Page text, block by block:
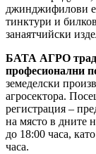
джинджифилови
тинктури и
занаятчийски
БАТА АГРО
професионални
земеделски
агросектора.
регистрация –
на място в дните
до 18:00 часа,
часа.